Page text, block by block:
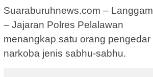
Suaraburuhnews.com – Langgam
– Jajaran Polres Pelalawan
menangkap satu orang pengedar
narkoba jenis sabhu-sabhu.